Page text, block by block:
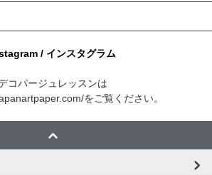
/ インスタグラム
コパージュレッスンは
をご覧ください。